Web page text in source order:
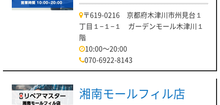
〒619-0216 京都府木津川市州見台１
丁目１−１−１ ガーデンモール木津川１
階
10:00～20:00
070-6922-8143
湘南モールフィル店